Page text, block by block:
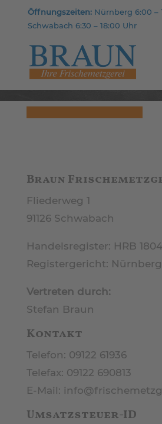
Öffnungszeiten: Nürnberg 6:00 –
Schwabach 6:30 – 18:00 Uhr
Braun
Fliederweg 1
91126 Schwabach
Handelsregister: HRB
Registergericht: Nürnberg
Vertreten durch:
Stefan Braun
Kontakt
Telefon: 09122 61936
Telefax: 09122 690813
E-Mail:
Umsatzsteuer-ID